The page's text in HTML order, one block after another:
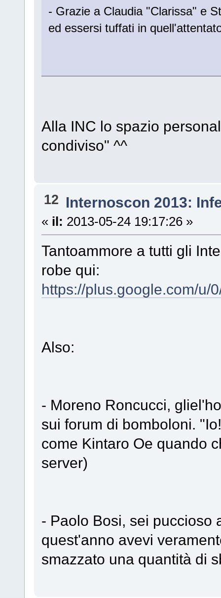
- Grazie a Claudia "Clarissa" e
ed essersi tuffati in
Alla INC lo spazio
condiviso" ^^
12 Internoscon 2013:
« il: 2013-05-24 19:17:26 »
Tantoammore a tutti gli
robe qui:
https://plus.google.com/u/
Also:
- Moreno Roncucci,
sui forum di bomboloni.
come Kintaro Oe quando
server)
- Paolo Bosi, sei puccioso
quest'anno avevi
smazzato una quantità di